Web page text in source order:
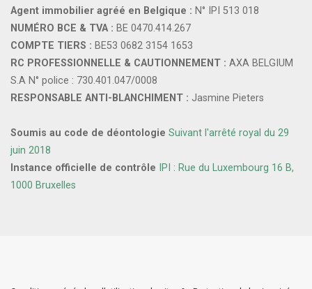
Agent immobilier agréé en Belgique : N° IPI 513 018
NUMÉRO BCE & TVA : BE 0470.414.267
COMPTE TIERS : BE53 0682 3154 1653
RC PROFESSIONNELLE & CAUTIONNEMENT : AXA BELGIUM
S.A N° police : 730.401.047/0008
RESPONSABLE ANTI-BLANCHIMENT : Jasmine Pieters
Soumis au code de déontologie Suivant l'arrêté royal du 29
juin 2018
Instance officielle de contrôle
IPI : Rue du Luxembourg 16 B,
1000 Bruxelles